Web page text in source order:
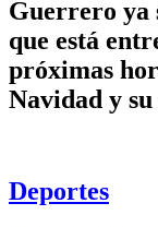
Guerrero ya
que está
próximas
Navidad y
Deportes